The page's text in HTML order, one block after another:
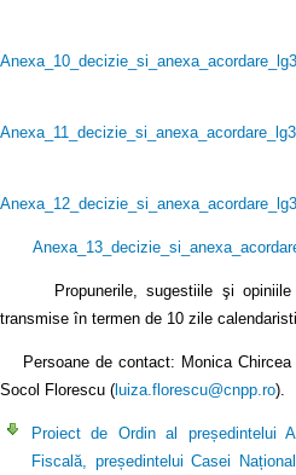
Propunerile, sugestiile şi opiniile
transmise în termen de 10 zile
Persoane de contact: Monica Chircea
Socol Florescu ( luiza.florescu@cnpp.ro).
Proiect de Ordin al președintelui
Fiscală, președintelui Casei